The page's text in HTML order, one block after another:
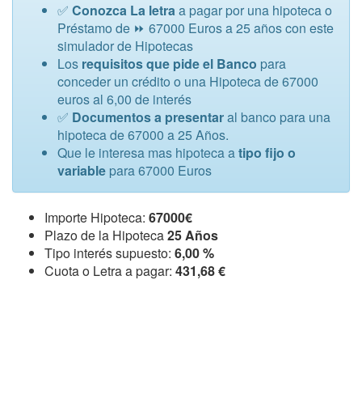
✅ Conozca La letraa pagar por una hipoteca o
Préstamo de ⏩ 67000 Euros a 25 años con este
simulador de Hipotecas
Los requisitos que pide el Banco para
conceder un crédito o una Hipoteca de 67000
euros al 6,00 de interés
✅ Documentos a presentaral banco para una
hipoteca de 67000 a 25 Años.
Que le interesa mas hipoteca atipo fijo o
variable para 67000 Euros
Importe Hipoteca: 67000€
Plazo de la Hipoteca25 Años
Tipo interés supuesto: 6,00 %
Cuota o Letra a pagar: 431,68 €